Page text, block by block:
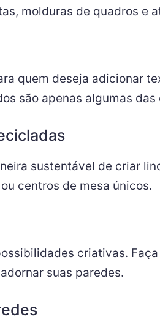
molduras de quadros e
quem deseja adicionar
são apenas algumas das
sustentável de criar
centros de mesa únicos.
criativas.
suas paredes.